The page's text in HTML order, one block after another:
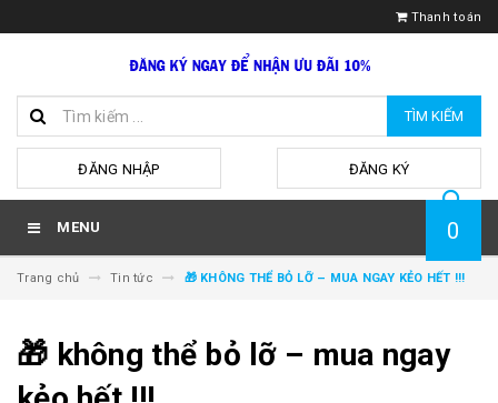
Thanh toán
TÌM KIẾM
ĐĂNG NHẬP ĐĂNG KÝ
MENU 0
Trang chủ Tin tức 🎁 KHÔNG THỂ BỎ LỠ – MUA NGAY KẺO HẾT !!!
🎁 không thể bỏ lỡ – mua ngay